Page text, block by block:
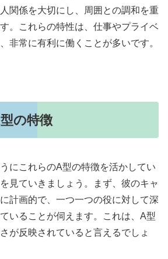
関係を大切にし、周囲との調和を重
。これらの特性は、仕事やプライベ
非常に有利に働くことが多いです。
の特徴
にこれらのA型の特徴を活かしてい
見ていきましょう。まず、彼のキャ
計画的で、一つ一つの役に対して深
いることが伺えます。これは、A型
が反映されていると言えるでしょ